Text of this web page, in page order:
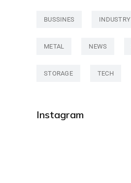
BUSSINES INDUSTRY
METAL NEWS
STORAGE TECH
Instagram